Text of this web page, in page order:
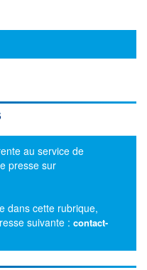
au service de
presse sur
dans cette rubrique,
suivante : contact-